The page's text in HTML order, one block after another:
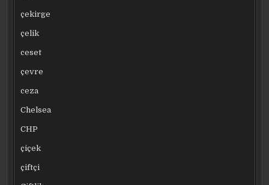
çekirge
çelik
ceset
çevre
ceza
Chelsea
CHP
çiçek
çiftçi